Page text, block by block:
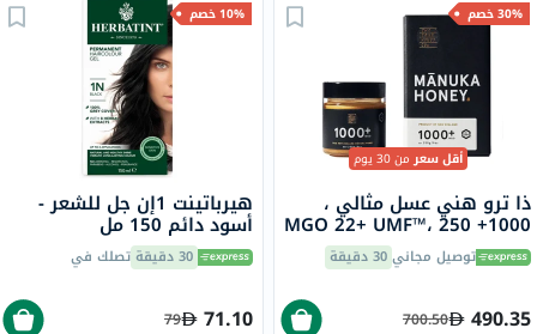
30% خصم
أقل سعرمن 30 يوم
ذا ترو هني عسل مثالي ،
1000+ MGO 22+ UMF™، 250
جرام توصيل مجاني30 دقيقة
490.35
700.50
10% خصم
هيرباتينت 1إن جل للشعر -
أسود دائم 150 مل
30 دقيقة تصلك في
71.10
79